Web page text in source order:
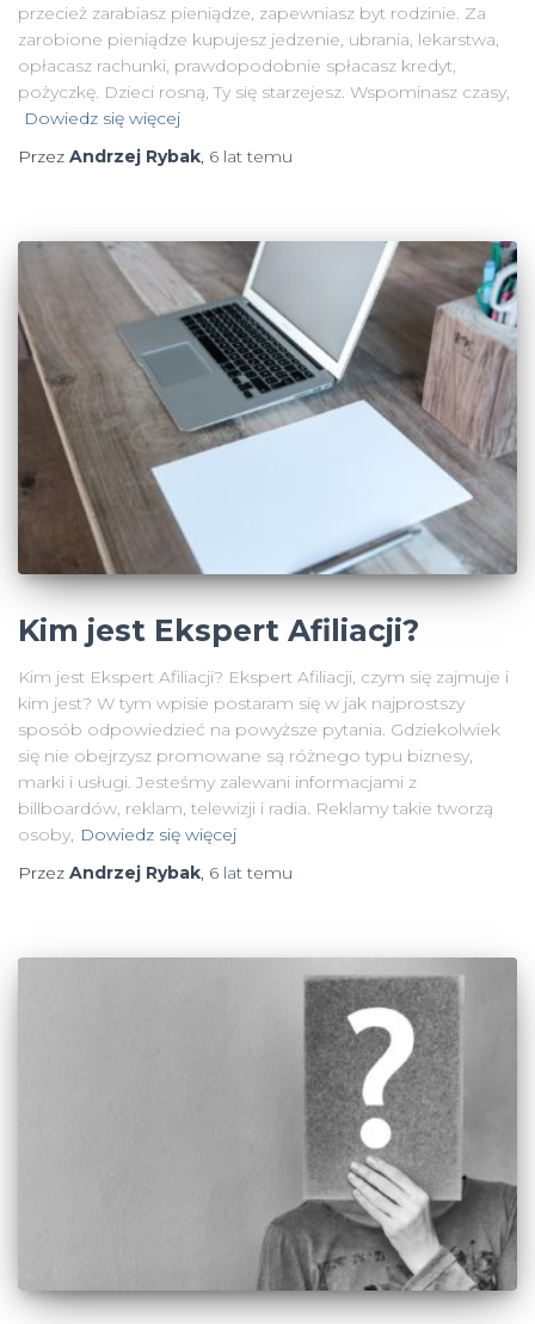
przecież zarabiasz pieniądze, zapewniasz byt rodzinie. Za
zarobione pieniądze kupujesz jedzenie, ubrania, lekarstwa,
opłacasz rachunki, prawdopodobnie spłacasz kredyt,
pożyczkę. Dzieci rosną, Ty się starzejesz. Wspominasz czasy,
Dowiedz się więcej
Przez Andrzej Rybak, 6 lattemu
Kim jest Ekspert Afiliacji?
Kim jest Ekspert Afiliacji? Ekspert Afiliacji, czym się zajmuje i
kim jest? W tym wpisie postaram się w jak najprostszy
sposób odpowiedzieć na powyższe pytania. Gdziekolwiek
się nie obejrzysz promowane są różnego typu biznesy,
marki i usługi. Jesteśmy zalewani informacjami z
billboardów, reklam, telewizji i radia. Reklamy takie tworzą
osoby, Dowiedz się więcej
Przez Andrzej Rybak, 6 lattemu